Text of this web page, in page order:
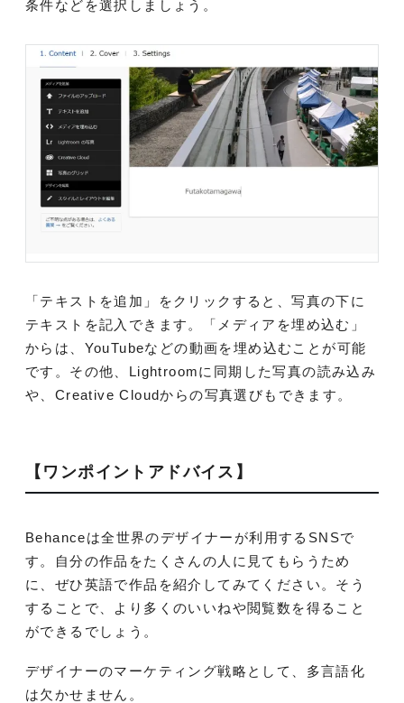
条件などを選択しましょう。
「テキストを追加」をクリックすると、写真の下に
テキストを記入できます。「メディアを埋め込む」
からは、YouTubeなどの動画を埋め込むことが可能
です。その他、Lightroomに同期した写真の読み込み
や、Creative Cloudからの写真選びもできます。
【ワンポイントアドバイス】
Behanceは全世界のデザイナーが利用するSNSで
す。自分の作品をたくさんの人に見てもらうため
に、ぜひ英語で作品を紹介してみてください。そう
することで、より多くのいいねや閲覧数を得ること
ができるでしょう。
デザイナーのマーケティング戦略として、多言語化
は欠かせません。